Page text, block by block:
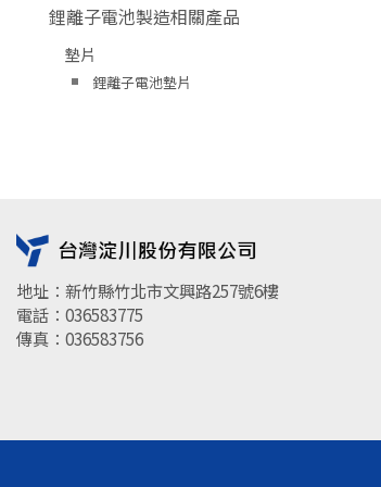
鋰離子電池製造相關產品
墊片
鋰離子電池墊片
地址：新竹縣竹北市文興路257號6樓
電話：036583775
傳真：036583756